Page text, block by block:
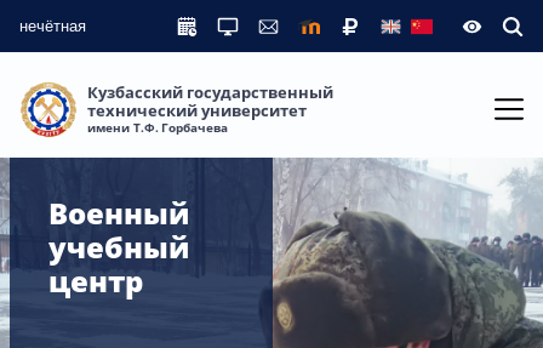
нечётная
Кузбасский государственный
технический университет
имени Т.Ф. Горбачева
Военный
учебный
центр